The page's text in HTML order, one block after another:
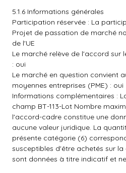
5.1.6 Informations générales
Participation réservée : La
Projet de passation de marché
de l'UE
Le marché relève de l'accord sur
: oui
Le marché en question convient
moyennes entreprises (PME) : oui
Informations complémentaires :
champ BT-113-Lot Nombre
l'accord-cadre constitue une
aucune valeur juridique. La
présente catégorie (6)
susceptibles d'être achetés sur la
sont données à titre indicatif et